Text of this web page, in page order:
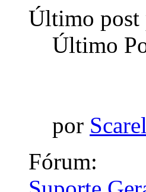
Último post
Último
por
Fórum: